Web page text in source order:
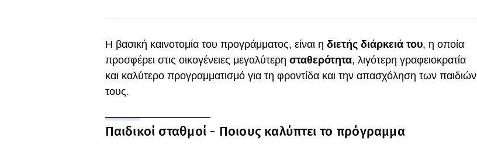
Η βασική καινοτομία του προγράμματος, είναι η διετής διάρκειά του, η οποία
προσφέρει στις οικογένειες μεγαλύτερη σταθερότητα, λιγότερη γραφειοκρατία
και καλύτερο προγραμματισμό για τη φροντίδα και την απασχόληση των παιδιών
τους.
Παιδικοί σταθμοί - Ποιους καλύπτει το πρόγραμμα